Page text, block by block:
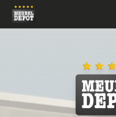
Direct naar hoofdinhoud